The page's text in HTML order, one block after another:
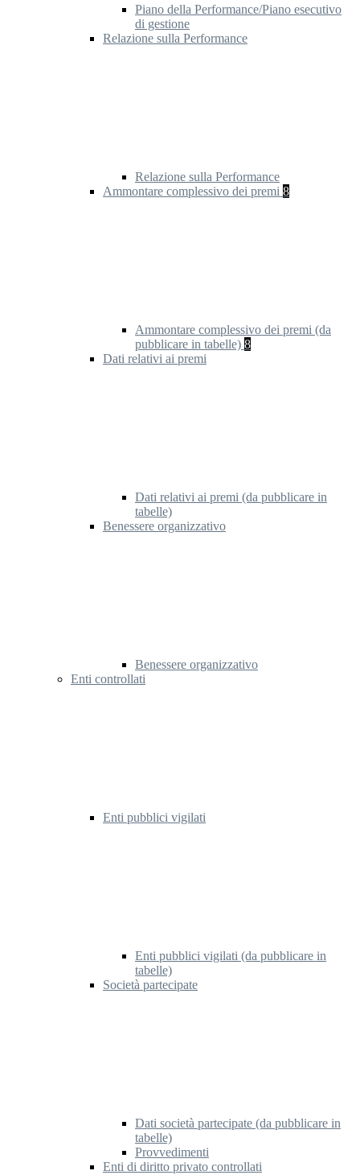
Piano della Performance/Piano esecutivo
di gestione
Relazione sulla Performance
Relazione sulla Performance
Ammontare complessivo dei premi 8
Ammontare complessivo dei premi (da
pubblicare in tabelle) 8
Dati relativi ai premi
Dati relativi ai premi (da pubblicare in
tabelle)
Benessere organizzativo
Benessere organizzativo
Enti controllati
Enti pubblici vigilati
Enti pubblici vigilati (da pubblicare in
tabelle)
Società partecipate
Dati società partecipate (da pubblicare in
tabelle)
Provvedimenti
Enti di diritto privato controllati